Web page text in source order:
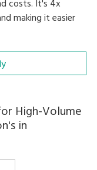
costs. It's 4x
making it easier
High-Volume
in